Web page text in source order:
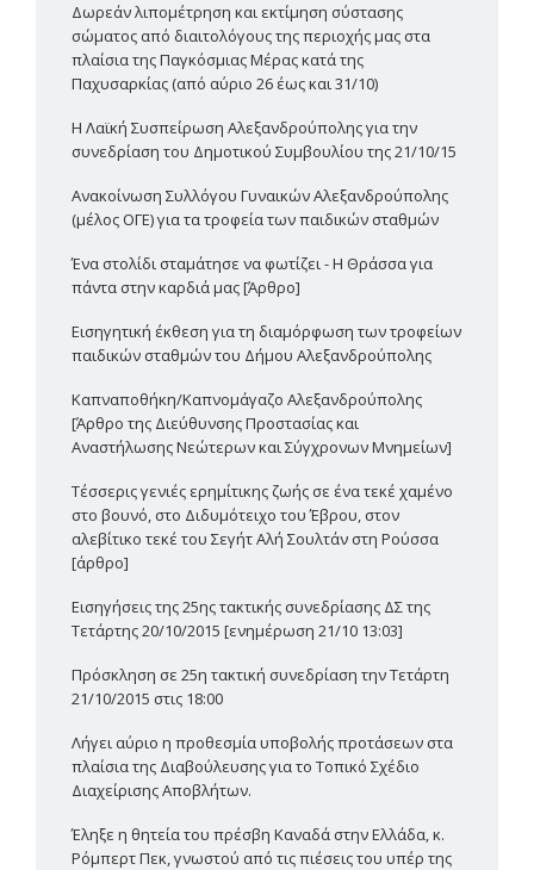
Δωρεάν λιπομέτρηση και εκτίμηση σύστασης
σώματος από διαιτολόγους της περιοχής μας στα
πλαίσια της Παγκόσμιας Μέρας κατά της
Παχυσαρκίας (από αύριο 26 έως και 31/10)
Η Λαϊκή Συσπείρωση Αλεξανδρούπολης για την
συνεδρίαση του Δημοτικού Συμβουλίου της 21/10/15
Ανακοίνωση Συλλόγου Γυναικών Αλεξανδρούπολης
(μέλος ΟΓΕ) για τα τροφεία των παιδικών σταθμών
Ένα στολίδι σταμάτησε να φωτίζει - Η Θράσσα για
πάντα στην καρδιά μας [Άρθρο]
Εισηγητική έκθεση για τη διαμόρφωση των τροφείων
παιδικών σταθμών του Δήμου Αλεξανδρούπολης
Καπναποθήκη/Καπνομάγαζο Αλεξανδρούπολης
[Άρθρο της Διεύθυνσης Προστασίας και
Αναστήλωσης Νεώτερων και Σύγχρονων Μνημείων]
Τέσσερις γενιές ερημίτικης ζωής σε ένα τεκέ χαμένο
στο βουνό, στο Διδυμότειχο του Έβρου, στον
αλεβίτικο τεκέ του Σεγήτ Αλή Σουλτάν στη Ρούσσα
[άρθρο]
Εισηγήσεις της 25ης τακτικής συνεδρίασης ΔΣ της
Τετάρτης 20/10/2015 [ενημέρωση 21/10 13:03]
Πρόσκληση σε 25η τακτική συνεδρίαση την Τετάρτη
21/10/2015 στις 18:00
Λήγει αύριο η προθεσμία υποβολής προτάσεων στα
πλαίσια της Διαβούλευσης για το Τοπικό Σχέδιο
Διαχείρισης Αποβλήτων.
Έληξε η θητεία του πρέσβη Καναδά στην Ελλάδα, κ.
Ρόμπερτ Πεκ, γνωστού από τις πιέσεις του υπέρ της